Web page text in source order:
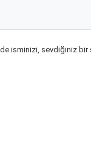
isminizi, sevdiğiniz